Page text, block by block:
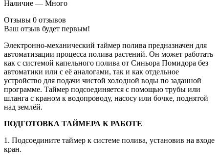
Наличие — Много
Отзывы 0 отзывов
Ваш отзыв будет первым!
Электронно-механический таймер полива предназначен для
автоматизации процесса полива растений. Он может работать
как с системой капельного полива от Синьора Помидора без
автоматики или с её аналогами, так и как отдельное
устройство для подачи чистой холодной воды по заданной
программе. Таймер подсоединяется с помощью трубы или
шланга с краном к водопроводу, насосу или бочке, поднятой
над землёй.
ПОДГОТОВКА ТАЙМЕРА К РАБОТЕ
1. Подсоедините таймер к системе полива, установив на входе
кран.